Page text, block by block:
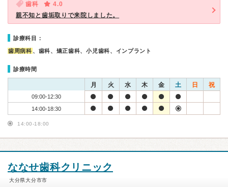
歯科
4.0
親不知と歯垢取りで来院しました。
診療科目：
歯周病科 、歯科、矯正歯科、小児歯科、インプラント
診療時間
月 火 水 木 金 土 日 祝
09:00-12:30
14:00-18:30
14:00-18:00
ななせ歯科クリニック
大分県大分市市